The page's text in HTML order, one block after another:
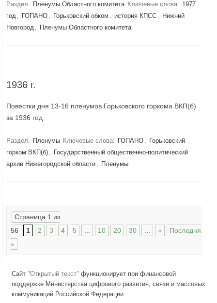
Раздел: Пленумы Областного комитета Ключевые слова: 1977
год , ГОПАНО , Горьковский обком , история КПСС , Нижний
Новгород , Пленумы Областного комитета
1936 г.
Повестки дня 13-16 пленумов Горьковского горкома ВКП(б)
за 1936 год
Раздел: Пленумы Ключевые слова: ГОПАНО , Горьковский
горком ВКП(б) , Государственный общественно-политический
архив Нижегородской области , Пленумы
Навигация по записям
Страница 1 из
56
1 2 3 4 5 ... 10 20 30 ... »
Последняя
»
Сайт "Открытый текст" функционирует при финансовой
поддержке Министерства цифрового развития, связи и массовых
коммуникаций Российской Федерации